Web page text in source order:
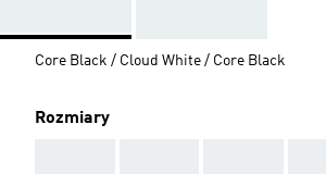
Core Black / Cloud White / Core Black
Rozmiary